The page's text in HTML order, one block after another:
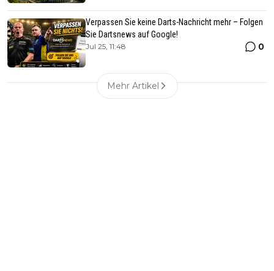
Verpassen Sie keine Darts-Nachricht mehr – Folgen
Sie Dartsnews auf Google!
Jul 25, 11:48 0
Mehr Artikel